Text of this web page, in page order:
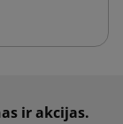
ir akcijas.